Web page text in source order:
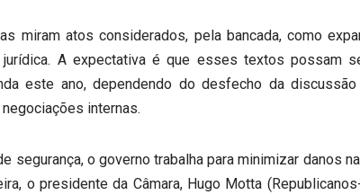
miram atos considerados, pela bancada, como
jurídica. A expectativa é que esses textos possam
este ano, dependendo do desfecho da
internas.
segurança, o governo trabalha para minimizar danos
o presidente da Câmara, Hugo Motta